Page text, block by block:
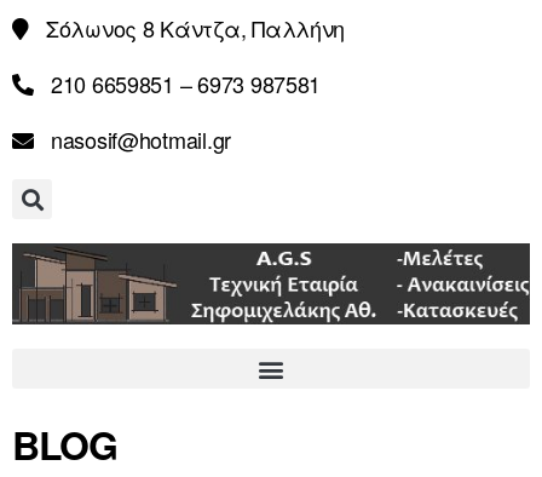
Σόλωνος 8 Κάντζα, Παλλήνη
210 6659851 – 6973 987581
nasosif@hotmail.gr
BLOG